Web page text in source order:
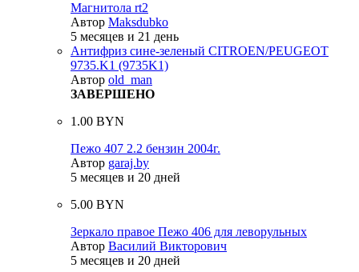
Магнитола rt2
Автор Maksdubko
5 месяцев и 21 день
Антифриз сине-зеленый CITROEN/PEUGEOT
9735.K1 (9735K1)
Автор old_man
ЗАВЕРШЕНО
1.00 BYN
Пежо 407 2.2 бензин 2004г.
Автор garaj.by
5 месяцев и 20 дней
5.00 BYN
Зеркало правое Пежо 406 для леворульных
Автор Василий Викторович
5 месяцев и 20 дней